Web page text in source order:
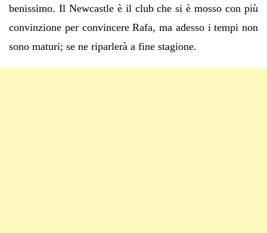
benissimo. Il Newcastle è il club che si è mosso con più
convinzione per convincere Rafa, ma adesso i tempi non
sono maturi; se ne riparlerà a fine stagione.